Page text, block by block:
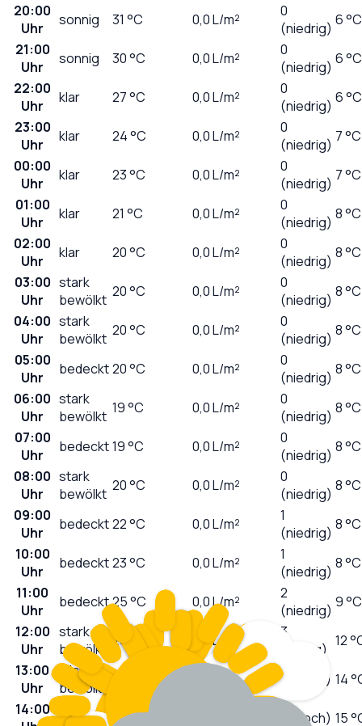
20:00
Uhr
sonnig 31 °C 0,0L/m²
0
(niedrig) 6 °C
21:00
Uhr
sonnig 30°C 0,0L/m²
0
(niedrig) 6 °C
22:00
Uhr
klar 27°C 0,0L/m²
0
(niedrig) 6 °C
23:00
Uhr
klar 24°C 0,0L/m²
0
(niedrig) 7 °C
00:00
Uhr
klar 23°C 0,0L/m²
0
(niedrig) 7 °C
01:00
Uhr
klar 21 °C 0,0L/m²
0
(niedrig) 8 °C
02:00
Uhr
klar 20°C 0,0L/m²
0
(niedrig) 8 °C
03:00
Uhr
stark
bewölkt 20°C 0,0L/m²
0
(niedrig) 8 °C
04:00
Uhr
stark
bewölkt 20°C 0,0L/m²
0
(niedrig) 8 °C
05:00
Uhr
bedeckt20°C 0,0L/m²
0
(niedrig) 8 °C
06:00
Uhr
stark
bewölkt 19°C 0,0L/m²
0
(niedrig) 8 °C
07:00
Uhr
bedeckt19°C 0,0L/m²
0
(niedrig) 8 °C
08:00
Uhr
stark
bewölkt 20°C 0,0L/m²
0
(niedrig) 8 °C
09:00
Uhr
bedeckt22°C 0,0L/m²
1
(niedrig) 8 °C
10:00
Uhr
bedeckt23°C 0,0L/m²
1
(niedrig) 8 °C
11:00
Uhr
bedeckt25°C 0,0L/m²
2
(niedrig) 9 °C
12:00
Uhr
stark
bewölkt
25 °C 0,0 L/m²
3
(mäßig) 12
13:00
Uhr
leicht
bewölkt 28 L/m² 7 (hoch) 14
14:00 sonnig 30°C 7 (hoch) 15